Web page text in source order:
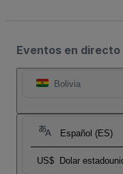
Eventos en
Bolivia
Español (ES)
US$ Dolar